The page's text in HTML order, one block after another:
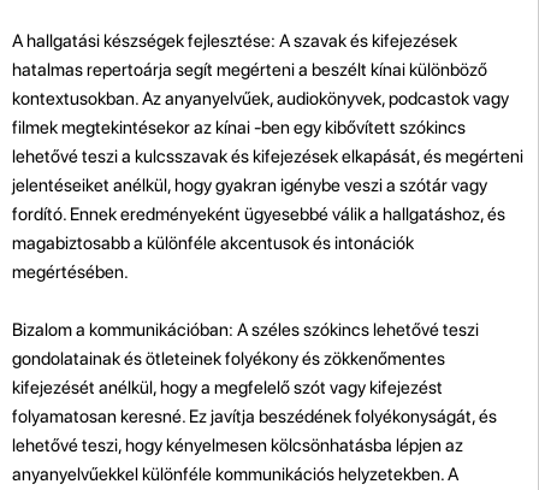
A hallgatási készségek fejlesztése: A szavak és kifejezések
hatalmas repertoárja segít megérteni a beszélt kínai különböző
kontextusokban. Az anyanyelvűek, audiokönyvek, podcastok vagy
filmek megtekintésekor az kínai -ben egy kibővített szókincs
lehetővé teszi a kulcsszavak és kifejezések elkapását, és megérteni
jelentéseiket anélkül, hogy gyakran igénybe veszi a szótár vagy
fordító. Ennek eredményeként ügyesebbé válik a hallgatáshoz, és
magabiztosabb a különféle akcentusok és intonációk
megértésében.
Bizalom a kommunikációban: A széles szókincs lehetővé teszi
gondolatainak és ötleteinek folyékony és zökkenőmentes
kifejezését anélkül, hogy a megfelelő szót vagy kifejezést
folyamatosan keresné. Ez javítja beszédének folyékonyságát, és
lehetővé teszi, hogy kényelmesen kölcsönhatásba lépjen az
anyanyelvűekkel különféle kommunikációs helyzetekben. A